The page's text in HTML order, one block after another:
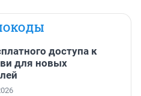
доступа к
для новых